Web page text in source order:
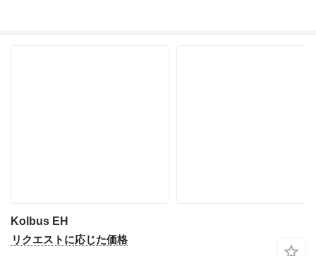
Kolbus EH
リクエストに応じた価格